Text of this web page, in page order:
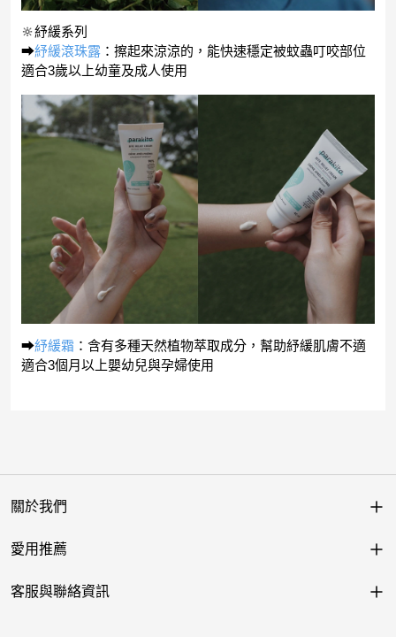
🔆紓緩系列
⮕紓緩滾珠露 ：擦起來涼涼的，能快速穩定被蚊蟲叮咬部位
適合3歲以上幼童及成人使用
⮕紓緩霜 ：含有多種天然植物萃取成分，幫助紓緩肌膚不適
適合3個月以上嬰幼兒與孕婦使用
關於我們
愛用推薦
客服與聯絡資訊